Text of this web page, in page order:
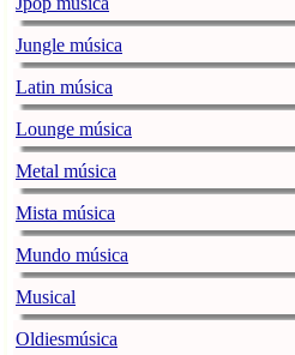
Jungle música
Latin música
Lounge música
Metal música
Mista música
Mundo música
Musical
Oldiesmúsica